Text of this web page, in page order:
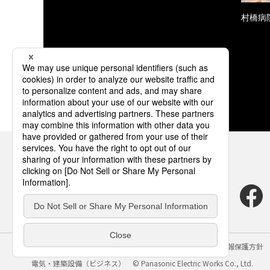
村橋病
サイトのご利用にあたって クッキーポリシー
個人情報保護方針
電気・建築設備（ビジネス）
© Panasonic Electric Works Co., Ltd.